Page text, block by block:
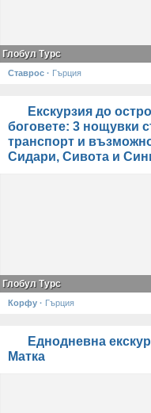
Глобул Турс
Ставрос · Гърция
Екскурзия до
боговете: 3 нощувки
транспорт и
Сидари, Сивота и
Глобул Турс
Корфу · Гърция
Еднодневна
Матка